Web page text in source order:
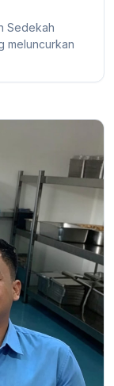
Sedekah
meluncurkan